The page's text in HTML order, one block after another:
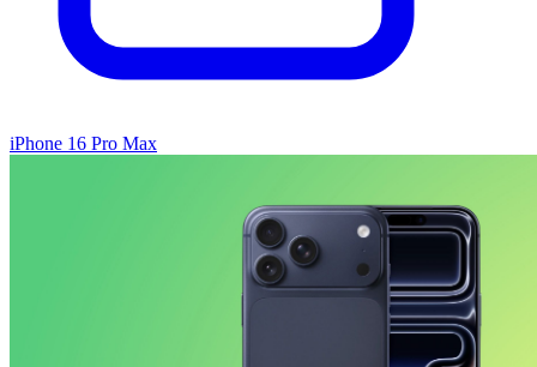
iPhone 16 Pro Max